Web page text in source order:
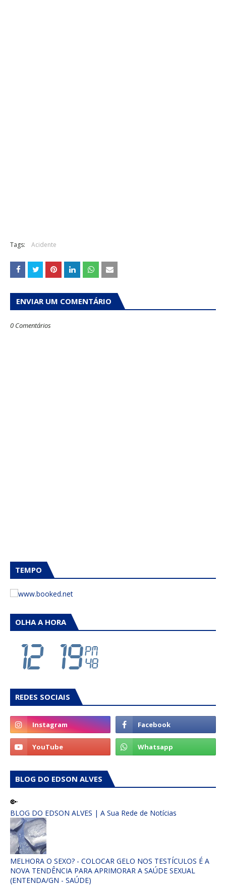
Tags: Acidente
ENVIAR UM COMENTÁRIO
0 Comentários
TEMPO
OLHA A HORA
REDES SOCIAIS
BLOG DO EDSON ALVES
BLOG DO EDSON ALVES | A Sua Rede de Notícias
MELHORA O SEXO? - COLOCAR GELO NOS TESTÍCULOS É A
NOVA TENDÊNCIA PARA APRIMORAR A SAÚDE SEXUAL
(ENTENDA/GN - SAÚDE)